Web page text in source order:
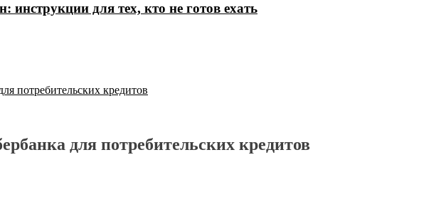
для тех, кто не готов ехать
потребительских кредитов
для потребительских кредитов